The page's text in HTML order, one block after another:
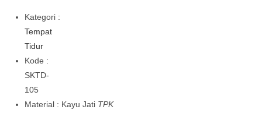
Kategori :
Tempat
Tidur
Kode :
SKTD-
105
Material : Kayu Jati TPK